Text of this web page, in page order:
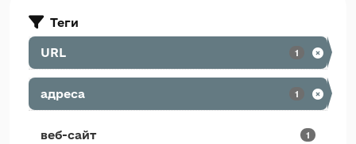
Теги
URL 1
адреса 1
веб-сайт 1